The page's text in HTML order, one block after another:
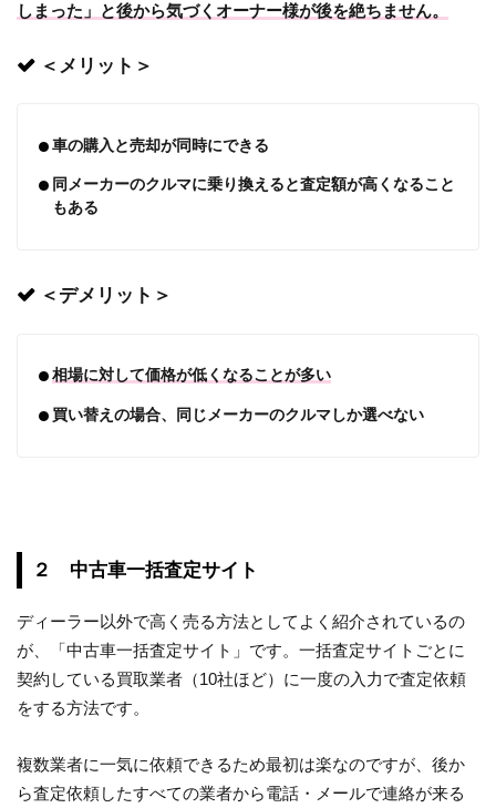
しまった」と後から気づくオーナー様が後を絶ちません。
＜メリット＞
車の購入と売却が同時にできる
同メーカーのクルマに乗り換えると査定額が高くなること
もある
＜デメリット＞
相場に対して価格が低くなることが多い
買い替えの場合、同じメーカーのクルマしか選べない
２ 中古車一括査定サイト
ディーラー以外で高く売る方法としてよく紹介されているの
が、「中古車一括査定サイト」です。一括査定サイトごとに
契約している買取業者（10社ほど）に一度の入力で査定依頼
をする方法です。
複数業者に一気に依頼できるため最初は楽なのですが、後か
ら査定依頼したすべての業者から電話・メールで連絡が来る